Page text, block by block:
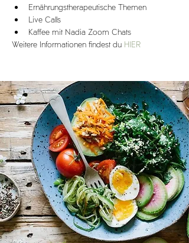
Ernährungstherapeutische Themen
Live Calls
Kaffee mit Nadia Zoom Chats
Weitere Informationen findest du HIER